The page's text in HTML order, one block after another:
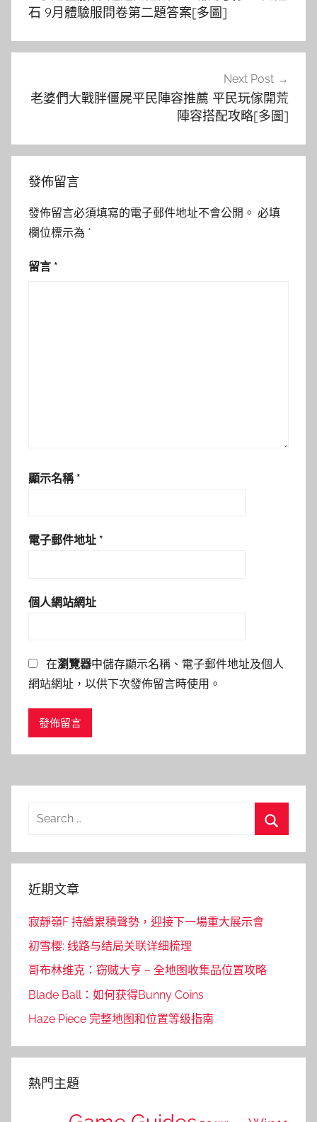
導
覽
石 9月體驗服問卷第二題答案[多圖]
Next Post
老婆們大戰胖僵屍平民陣容推薦 平民玩傢開荒
陣容搭配攻略[多圖]
發佈留言
發佈留言必須填寫的電子郵件地址不會公開。 必填
欄位標示為 *
留言 *
顯示名稱 *
電子郵件地址 *
個人網站網址
在瀏覽器中儲存顯示名稱、電子郵件地址及個人
網站網址，以供下次發佈留言時使用。
Search
近期文章
寂靜嶺F 持續累積聲勢，迎接下一場重大展示會
初雪樱: 线路与结局关联详细梳理
哥布林维克：窃贼大亨 – 全地图收集品位置攻略
Blade Ball：如何获得Bunny Coins
Haze Piece 完整地图和位置等级指南
熱門主題